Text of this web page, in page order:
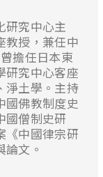
研究中心主
教授，兼任中
擔任日本東
研究中心客座
淨土學。主持
國佛教制度史
國僧制史研
《中國律宗研
文。